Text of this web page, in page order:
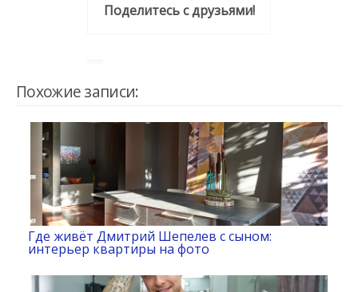
Поделитесь с друзьями!
Похожие записи:
Где живёт Дмитрий Шепелев с сыном:
интерьер квартиры на фото